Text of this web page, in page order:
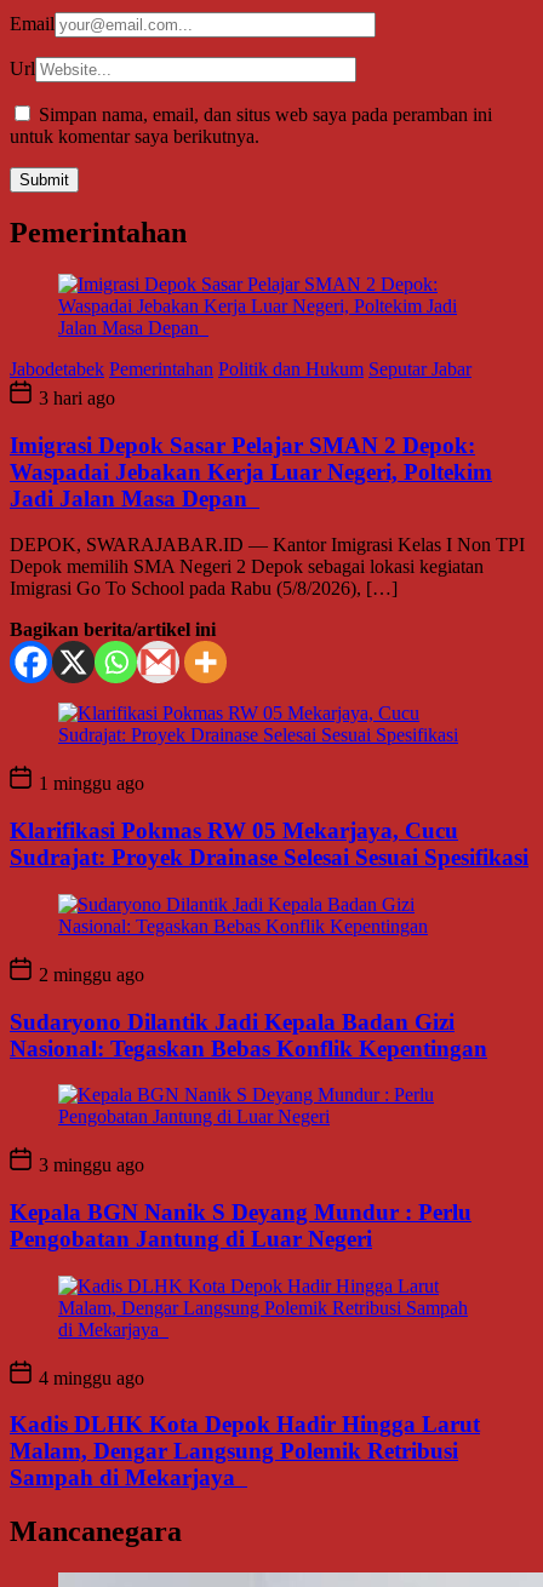
Email
Url
Simpan nama, email, dan situs web saya pada peramban ini
untuk komentar saya berikutnya.
Pemerintahan
Jabodetabek Pemerintahan Politik dan Hukum Seputar Jabar
3 hari ago
Imigrasi Depok Sasar Pelajar SMAN 2 Depok:
Waspadai Jebakan Kerja Luar Negeri, Poltekim
Jadi Jalan Masa Depan
DEPOK, SWARAJABAR.ID — Kantor Imigrasi Kelas I Non TPI
Depok memilih SMA Negeri 2 Depok sebagai lokasi kegiatan
Imigrasi Go To School pada Rabu (5/8/2026), […]
Bagikan berita/artikel ini
1 minggu ago
Klarifikasi Pokmas RW 05 Mekarjaya, Cucu
Sudrajat: Proyek Drainase Selesai Sesuai Spesifikasi
2 minggu ago
Sudaryono Dilantik Jadi Kepala Badan Gizi
Nasional: Tegaskan Bebas Konflik Kepentingan
3 minggu ago
Kepala BGN Nanik S Deyang Mundur : Perlu
Pengobatan Jantung di Luar Negeri
4 minggu ago
Kadis DLHK Kota Depok Hadir Hingga Larut
Malam, Dengar Langsung Polemik Retribusi
Sampah di Mekarjaya
Mancanegara